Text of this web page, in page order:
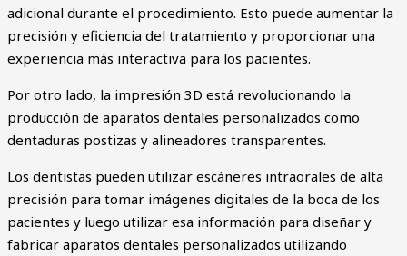
adicional durante el procedimiento. Esto puede aumentar la
precisión y eficiencia del tratamiento y proporcionar una
experiencia más interactiva para los pacientes.
Por otro lado, la impresión 3D está revolucionando la
producción de aparatos dentales personalizados como
dentaduras postizas y alineadores transparentes.
Los dentistas pueden utilizar escáneres intraorales de alta
precisión para tomar imágenes digitales de la boca de los
pacientes y luego utilizar esa información para diseñar y
fabricar aparatos dentales personalizados utilizando